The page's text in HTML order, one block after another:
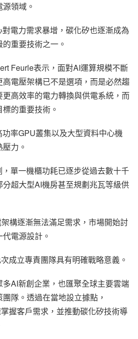
領域。
電力需求暴增，碳化矽也逐漸成為
重要技術之一。
Feurle表示，面對AI運算規模不斷
電壓架構已不是選項，而是必然趨
高效率的電力轉換與供電系統，而
的重要技術。
率GPU叢集以及大型資料中心機
力。
單一機櫃功耗已逐步從過去數十千
超大型AI機房甚至規劃兆瓦等級供
構逐漸無法滿足需求，市場開始討
電源設計。
成立專責團隊具有明確戰略意義。
AI新創企業，也匯聚全球主要雲端
隊。透過在當地設立據點，
握客戶需求，並推動碳化矽技術導